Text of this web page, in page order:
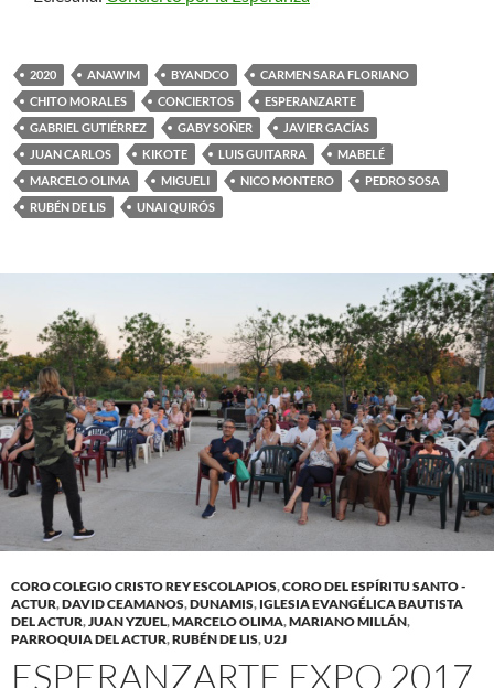
2020 ANAWIM BYANDCO
CARMEN SARA FLORIANO
CHITO MORALES
CONCIERTOS
ESPERANZARTE
GABRIEL GUTIÉRREZ
GABY SOÑER
JAVIER GACÍAS
JUAN CARLOS
KIKOTE LUIS GUITARRA
MABELÉ
MARCELO OLIMA
MIGUELI NICO MONTERO
PEDRO SOSA
RUBÉN DE LIS
UNAI QUIRÓS
CORO COLEGIO CRISTO REY ESCOLAPIOS,CORO DEL ESPÍRITU SANTO -
ACTUR,DAVID CEAMANOS,DUNAMIS, IGLESIA EVANGÉLICA BAUTISTA
DEL ACTUR,JUAN YZUEL,MARCELO OLIMA,MARIANO MILLÁN,
PARROQUIA DEL ACTUR,RUBÉN DE LIS,U2J
ESPERANZARTE EXPO 2017